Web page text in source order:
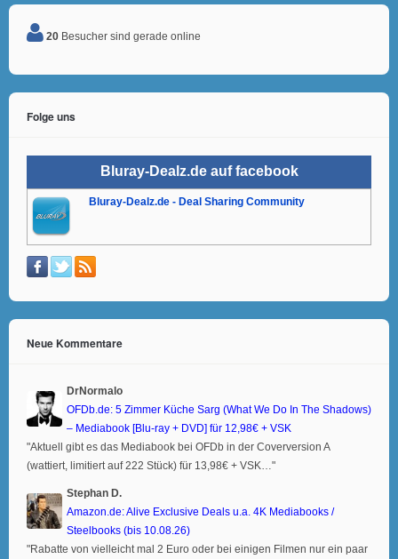
20 Besucher sind gerade online
Folge uns
Bluray-Dealz.de auf facebook
Bluray-Dealz.de - Deal Sharing Community
Neue Kommentare
DrNormalo
OFDb.de: 5 Zimmer Küche Sarg (What We Do In The Shadows)
– Mediabook [Blu-ray + DVD] für 12,98€ + VSK
"Aktuell gibt es das Mediabook bei OFDb in der Coverversion A
(wattiert, limitiert auf 222 Stück) für 13,98€ + VSK…"
Stephan D.
Amazon.de: Alive Exclusive Deals u.a. 4K Mediabooks /
Steelbooks (bis 10.08.26)
"Rabatte von vielleicht mal 2 Euro oder bei einigen Filmen nur ein paar